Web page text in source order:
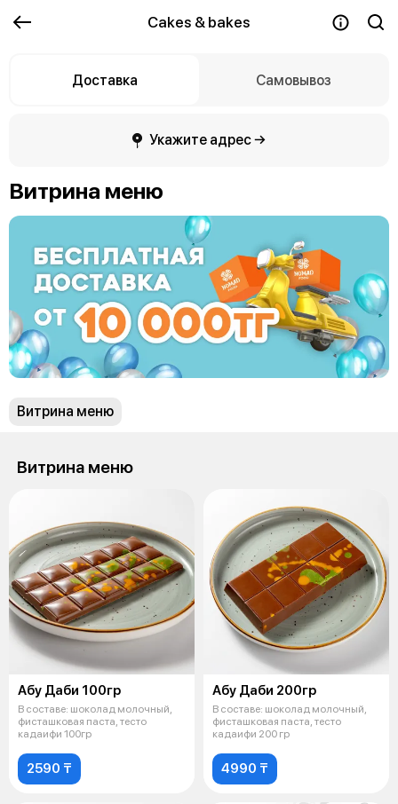
Cakes & bakes
Доставка Самовывоз
Укажите адрес →
Витрина меню
Витрина меню
Витрина меню
Абу Даби 100гр
В составе: шоколад молочный,
фисташковая паста, тесто
кадаифи 100гр
2590 ₸
Абу Даби 200гр
В составе: шоколад молочный,
фисташковая паста, тесто
кадаифи 200 гр
4990 ₸